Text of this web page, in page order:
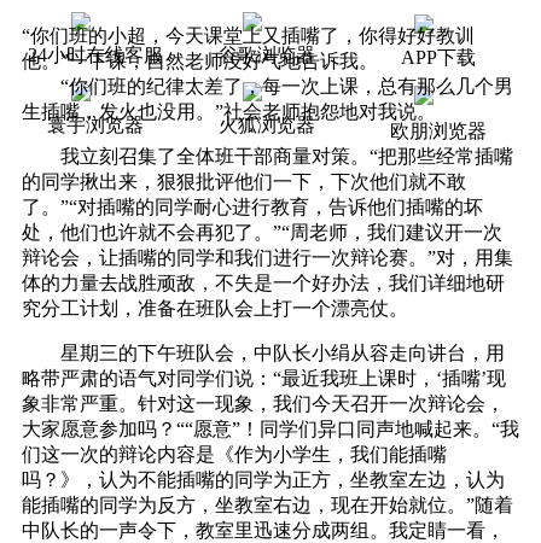
24小时在线客服 谷歌浏览器 APP下载
寰宇浏览器 火狐浏览器 欧朋浏览器
“你们班的小超，今天课堂上又插嘴了，你得好好教训
他。”一下课，自然老师没好气地告诉我。
“你们班的纪律太差了，每一次上课，总有那么几个男
生插嘴，发火也没用。”社会老师抱怨地对我说。
我立刻召集了全体班干部商量对策。“把那些经常插嘴
的同学揪出来，狠狠批评他们一下，下次他们就不敢
了。”“对插嘴的同学耐心进行教育，告诉他们插嘴的坏
处，他们也许就不会再犯了。”“周老师，我们建议开一次
辩论会，让插嘴的同学和我们进行一次辩论赛。”对，用集
体的力量去战胜顽敌，不失是一个好办法，我们详细地研
究分工计划，准备在班队会上打一个漂亮仗。
星期三的下午班队会，中队长小绢从容走向讲台，用
略带严肃的语气对同学们说：“最近我班上课时，‘插嘴’现
象非常严重。针对这一现象，我们今天召开一次辩论会，
大家愿意参加吗？““愿意”！同学们异口同声地喊起来。“我
们这一次的辩论内容是《作为小学生，我们能插嘴
吗？》，认为不能插嘴的同学为正方，坐教室左边，认为
能插嘴的同学为反方，坐教室右边，现在开始就位。”随着
中队长的一声令下，教室里迅速分成两组。我定睛一看，